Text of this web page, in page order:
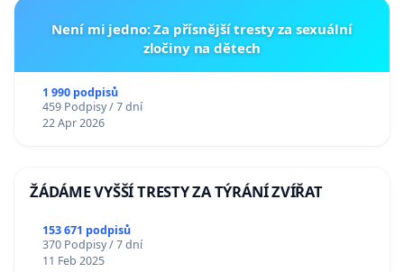
Není mi jedno: Za přísnější tresty za sexuální
zločiny na dětech
1 990 podpisů
459 Podpisy / 7 dní
22 Apr 2026
ŽÁDÁME VYŠŠÍ TRESTY ZA TÝRÁNÍ ZVÍŘAT
153 671 podpisů
370 Podpisy / 7 dní
11 Feb 2025